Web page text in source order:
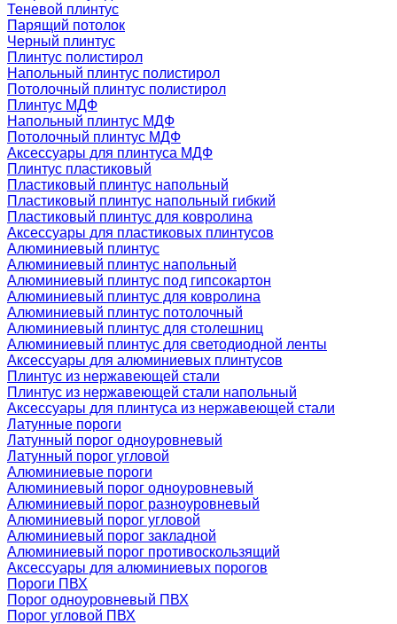
Теневой плинтус
Парящий потолок
Черный плинтус
Плинтус полистирол
Напольный плинтус полистирол
Потолочный плинтус полистирол
Плинтус МДФ
Напольный плинтус МДФ
Потолочный плинтус МДФ
Аксессуары для плинтуса МДФ
Плинтус пластиковый
Пластиковый плинтус напольный
Пластиковый плинтус напольный гибкий
Пластиковый плинтус для ковролина
Аксессуары для пластиковых плинтусов
Алюминиевый плинтус
Алюминиевый плинтус напольный
Алюминиевый плинтус под гипсокартон
Алюминиевый плинтус для ковролина
Алюминиевый плинтус потолочный
Алюминиевый плинтус для столешниц
Алюминиевый плинтус для светодиодной ленты
Аксессуары для алюминиевых плинтусов
Плинтус из нержавеющей стали
Плинтус из нержавеющей стали напольный
Аксессуары для плинтуса из нержавеющей стали
Латунные пороги
Латунный порог одноуровневый
Латунный порог угловой
Алюминиевые пороги
Алюминиевый порог одноуровневый
Алюминиевый порог разноуровневый
Алюминиевый порог угловой
Алюминиевый порог закладной
Алюминиевый порог противоскользящий
Аксессуары для алюминиевых порогов
Пороги ПВХ
Порог одноуровневый ПВХ
Порог угловой ПВХ